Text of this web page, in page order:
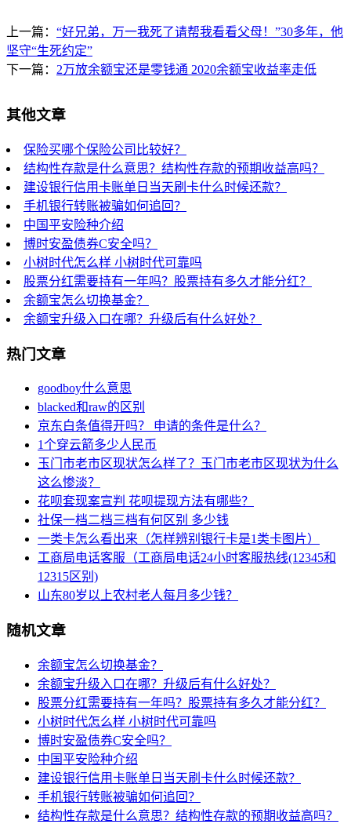
上一篇： “好兄弟，万一我死了请帮我看看父母！”30多年，他
坚守“生死约定”
下一篇： 2万放余额宝还是零钱通 2020余额宝收益率走低
其他文章
保险买哪个保险公司比较好？
结构性存款是什么意思？结构性存款的预期收益高吗？
建设银行信用卡账单日当天刷卡什么时候还款？
手机银行转账被骗如何追回？
中国平安险种介绍
博时安盈债券C安全吗？
小树时代怎么样 小树时代可靠吗
股票分红需要持有一年吗？股票持有多久才能分红？
余额宝怎么切换基金？
余额宝升级入口在哪？升级后有什么好处？
热门文章
goodboy什么意思
blacked和raw的区别
京东白条值得开吗？ 申请的条件是什么？
1个穿云箭多少人民币
玉门市老市区现状怎么样了？玉门市老市区现状为什么
这么惨淡？
花呗套现案宣判 花呗提现方法有哪些？
社保一档二档三档有何区别 多少钱
一类卡怎么看出来（怎样辨别银行卡是1类卡图片）
工商局电话客服（工商局电话24小时客服热线(12345和
12315区别)
山东80岁以上农村老人每月多少钱？
随机文章
余额宝怎么切换基金？
余额宝升级入口在哪？升级后有什么好处？
股票分红需要持有一年吗？股票持有多久才能分红？
小树时代怎么样 小树时代可靠吗
博时安盈债券C安全吗？
中国平安险种介绍
建设银行信用卡账单日当天刷卡什么时候还款？
手机银行转账被骗如何追回？
结构性存款是什么意思？结构性存款的预期收益高吗？